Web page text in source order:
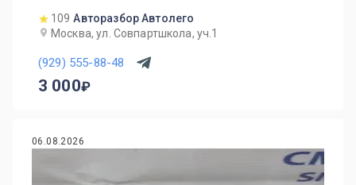
109 Авторазбор Автолего
Москва, ул. Совпартшкола, уч.1
(929) 555-88-48
3 000
06.08.2026